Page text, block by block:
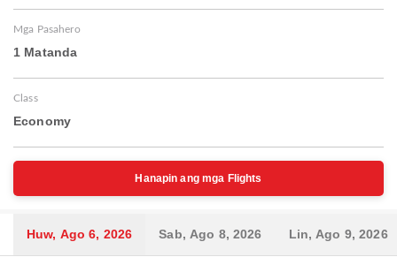
Mga Pasahero
1 Matanda
Class
Economy
Hanapin ang mga Flights
Huw, Ago 6, 2026 Sab, Ago 8, 2026 Lin, Ago 9, 2026